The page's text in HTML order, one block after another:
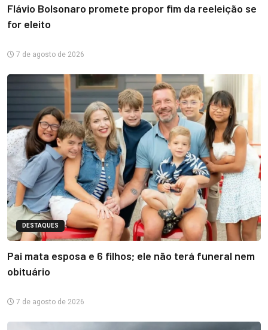
Flávio Bolsonaro promete propor fim da reeleição se
for eleito
7 de agosto de 2026
DESTAQUES
Pai mata esposa e 6 filhos; ele não terá funeral nem
obituário
7 de agosto de 2026